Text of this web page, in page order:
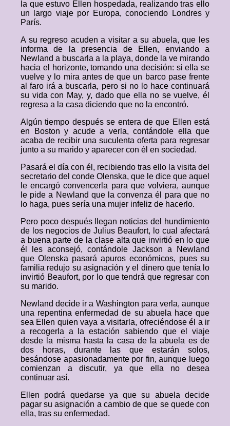
la que estuvo Ellen hospedada, realizando tras ello
un largo viaje por Europa, conociendo Londres y
París.
A su regreso acuden a visitar a su abuela, que les
informa de la presencia de Ellen, enviando a
Newland a buscarla a la playa, donde la ve mirando
hacia el horizonte, tomando una decisión: si ella se
vuelve y lo mira antes de que un barco pase frente
al faro irá a buscarla, pero si no lo hace continuará
su vida con May, y, dado que ella no se vuelve, él
regresa a la casa diciendo que no la encontró.
Algún tiempo después se entera de que Ellen está
en Boston y acude a verla, contándole ella que
acaba de recibir una suculenta oferta para regresar
junto a su marido y aparecer con él en sociedad.
Pasará el día con él, recibiendo tras ello la visita del
secretario del conde Olenska, que le dice que aquel
le encargó convencerla para que volviera, aunque
le pide a Newland que la convenza él para que no
lo haga, pues sería una mujer infeliz de hacerlo.
Pero poco después llegan noticias del hundimiento
de los negocios de Julius Beaufort, lo cual afectará
a buena parte de la clase alta que invirtió en lo que
él les aconsejó, contándole Jackson a Newland
que Olenska pasará apuros económicos, pues su
familia redujo su asignación y el dinero que tenía lo
invirtió Beaufort, por lo que tendrá que regresar con
su marido.
Newland decide ir a Washington para verla, aunque
una repentina enfermedad de su abuela hace que
sea Ellen quien vaya a visitarla, ofreciéndose él a ir
a recogerla a la estación sabiendo que el viaje
desde la misma hasta la casa de la abuela es de
dos horas, durante las que estarán solos,
besándose apasionadamente por fin, aunque luego
comienzan a discutir, ya que ella no desea
continuar así.
Ellen podrá quedarse ya que su abuela decide
pagar su asignación a cambio de que se quede con
ella, tras su enfermedad.